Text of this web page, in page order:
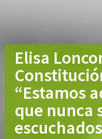
Elisa
“Estamos
que nunca